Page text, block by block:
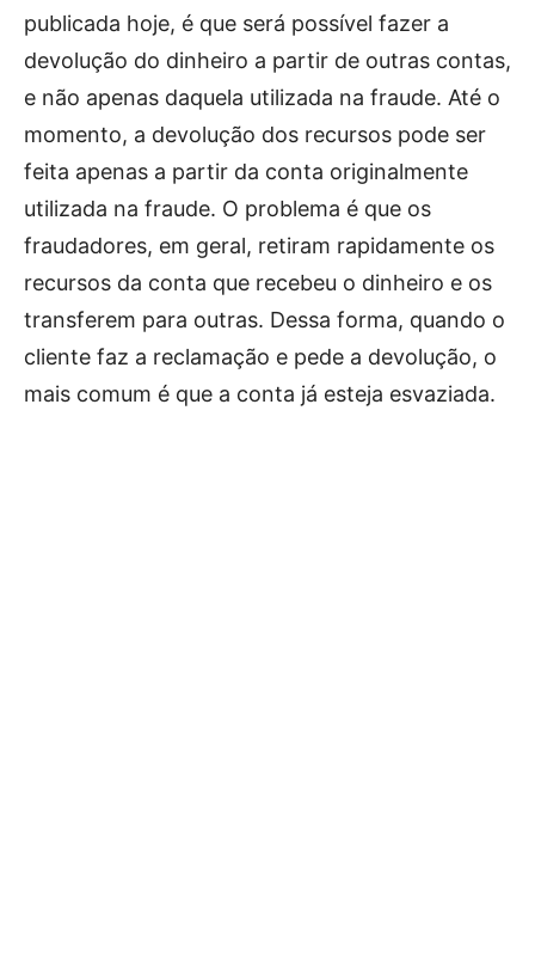
publicada hoje, é que será possível fazer a
devolução do dinheiro a partir de outras contas,
e não apenas daquela utilizada na fraude. Até o
momento, a devolução dos recursos pode ser
feita apenas a partir da conta originalmente
utilizada na fraude. O problema é que os
fraudadores, em geral, retiram rapidamente os
recursos da conta que recebeu o dinheiro e os
transferem para outras. Dessa forma, quando o
cliente faz a reclamação e pede a devolução, o
mais comum é que a conta já esteja esvaziada.